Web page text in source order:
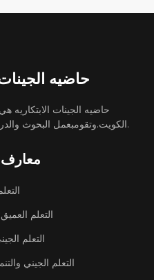
حاضيه الجينات
حاضيه الجينات
الكويت.وتقومبعمل البحوث والدراسات لتحقيق الابتكارات المقدمه.
التعلم
التعلم
التعلم الجيني